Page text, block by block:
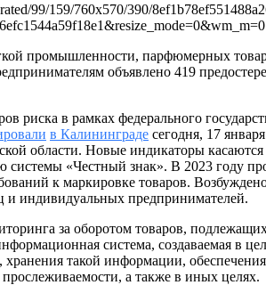
99/159/760x570/390/
промышленности, парфюмерных
объявлено 419
риска в рамках федерального
в Калининграде сегодня, 17
области. Новые индикаторы касаются
«Честный знак». В 2023 году
к маркировке товаров.
индивидуальных предпринимателей.
за оборотом товаров,
система, создаваемая в
такой информации,
а также в иных целях.